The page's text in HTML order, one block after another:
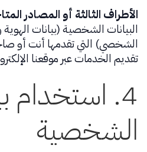
الأطراف الثالثة أو المصادر
البيانات الشخصية (بيانات
الشخصي) التي تقدمها أنت أو
تقديم الخدمات عبر موقعنا
4. استخدام
الشخصية